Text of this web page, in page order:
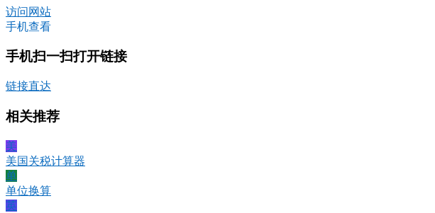
访问网站
手机查看
手机扫一扫打开链接
链接直达
相关推荐
美
美国关税计算器
单
单位换算
英